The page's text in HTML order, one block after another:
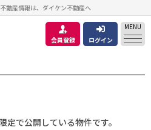
動産情報は、ダイケン不動産へ
会員登録 ログイン
MENU
定で公開している物件です。